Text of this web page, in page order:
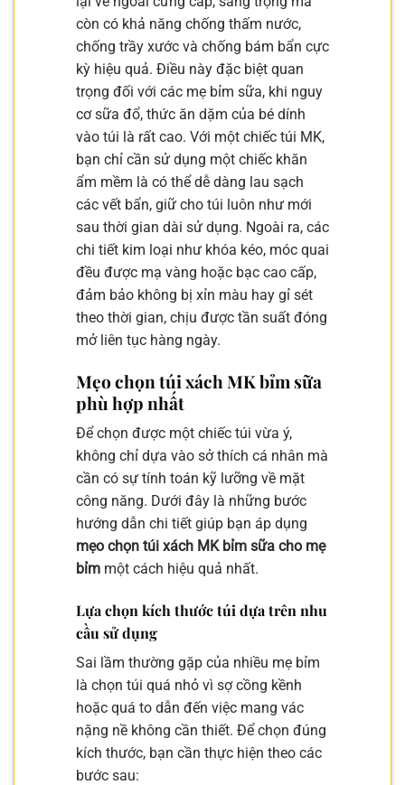
còn có khả năng chống thấm nước,
chống trầy xước và chống bám bẩn cực
kỳ hiệu quả. Điều này đặc biệt quan
trọng đối với các mẹ bỉm sữa, khi nguy
cơ sữa đổ, thức ăn dặm của bé dính
vào túi là rất cao. Với một chiếc túi MK,
bạn chỉ cần sử dụng một chiếc khăn
ẩm mềm là có thể dễ dàng lau sạch
các vết bẩn, giữ cho túi luôn như mới
sau thời gian dài sử dụng. Ngoài ra, các
chi tiết kim loại như khóa kéo, móc quai
đều được mạ vàng hoặc bạc cao cấp,
đảm bảo không bị xỉn màu hay gỉ sét
theo thời gian, chịu được tần suất đóng
mở liên tục hàng ngày.
Mẹo chọn túi xách MK bỉm sữa
phù hợp nhất
Để chọn được một chiếc túi vừa ý,
không chỉ dựa vào sở thích cá nhân mà
cần có sự tính toán kỹ lưỡng về mặt
công năng. Dưới đây là những bước
hướng dẫn chi tiết giúp bạn áp dụng
mẹo chọn túi xách MK bỉm sữa cho mẹ
bỉm một cách hiệu quả nhất.
Lựa chọn kích thước túi dựa trên nhu
cầu sử dụng
Sai lầm thường gặp của nhiều mẹ bỉm
là chọn túi quá nhỏ vì sợ cồng kềnh
hoặc quá to dẫn đến việc mang vác
nặng nề không cần thiết. Để chọn đúng
kích thước, bạn cần thực hiện theo các
bước sau: